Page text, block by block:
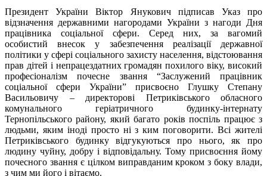
Президент України Віктор Янукович підписав Указ про
відзначення державними нагородами України з нагоди Дня
працівника соціальної сфери. Серед них, за вагомий
особистий внесок у забезпечення реалізації державної
політики у сфері соціального захисту населення, відстоювання
прав дітей і непрацездатних громадян похилого віку, високий
професіоналізм почесне звання “Заслужений працівник
соціальної сфери України” присвоєно Глушку Степану
Васильовичу – директорові Петриківського обласного
комунального геріатричного будинку-інтернату
Тернопільського району, який багато років поспіль працює з
людьми, яким іноді просто ні з ким поговорити. Всі жителі
Петриківського будинку відгукуються про нього, як про
людину чуйну, добру і відповідальну. Тому присвоєння йому
почесного звання є цілком виправданим кроком з боку влади,
з чим ми його і вітаємо.